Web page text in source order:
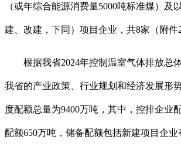
（或年综合能源消费量5000吨标准煤）及
建、改建，下同）项目企业，共8家（附件2
根据我省2024年控制温室气体排放总
我省的产业政策、行业规划和经济发展形
度配额总量为9400万吨，其中，控排企业
配额650万吨，储备配额包括新建项目企业